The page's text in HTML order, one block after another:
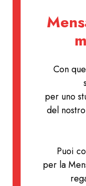
Con
per uno
del
Puoi
per la